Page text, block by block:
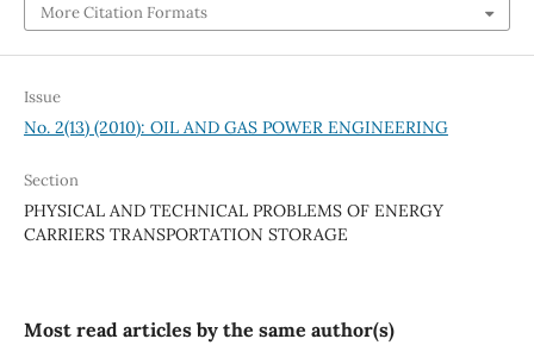
More Citation Formats
Issue
No. 2(13) (2010): OIL AND GAS POWER ENGINEERING
Section
PHYSICAL AND TECHNICAL PROBLEMS OF ENERGY
CARRIERS TRANSPORTATION STORAGE
Most read articles by the same author(s)